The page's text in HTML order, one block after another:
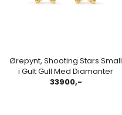
Ørepynt, Shooting Stars Small
i Gult Gull Med Diamanter
33900,-